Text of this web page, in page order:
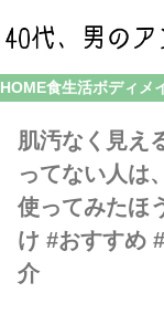
HOME食生活ボディメ
肌汚なく見え
ってない人は
使ってみたほ
け #おすすめ
介